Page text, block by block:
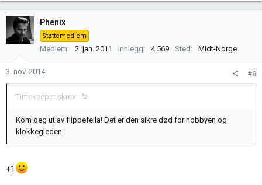
k
s
e
:
Phenix
Støttemedlem
Medlem 2. jan. 2011 Innlegg 4.569 Sted Midt-Norge
3. nov. 2014 #8
Timekeeper skrev:
Kom deg ut av flippefella! Det er den sikre død for hobbyen og
klokkegleden.
+1